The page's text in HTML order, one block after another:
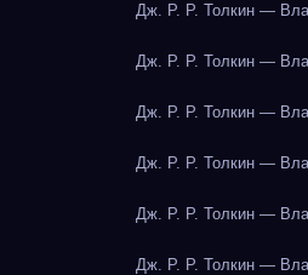
Дж. Р. Р. Толкин —
Дж. Р. Р. Толкин —
Дж. Р. Р. Толкин —
Дж. Р. Р. Толкин —
Дж. Р. Р. Толкин —
Дж. Р. Р. Толкин —